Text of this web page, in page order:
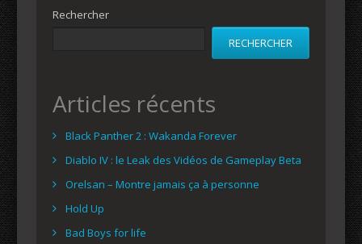
Rechercher
RECHERCHER
Articles récents
Black Panther 2 : Wakanda Forever
Diablo IV : le Leak des Vidéos de Gameplay Beta
Orelsan – Montre jamais ça à personne
Hold Up
Bad Boys for life